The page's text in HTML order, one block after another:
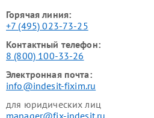
Горячая линия:
+7 (495) 023-73-25
Контактный телефон:
8 (800) 100-33-26
Электронная почта:
info@indesit-fixim.ru
для юридических лиц
manager@fix-indesit.ru